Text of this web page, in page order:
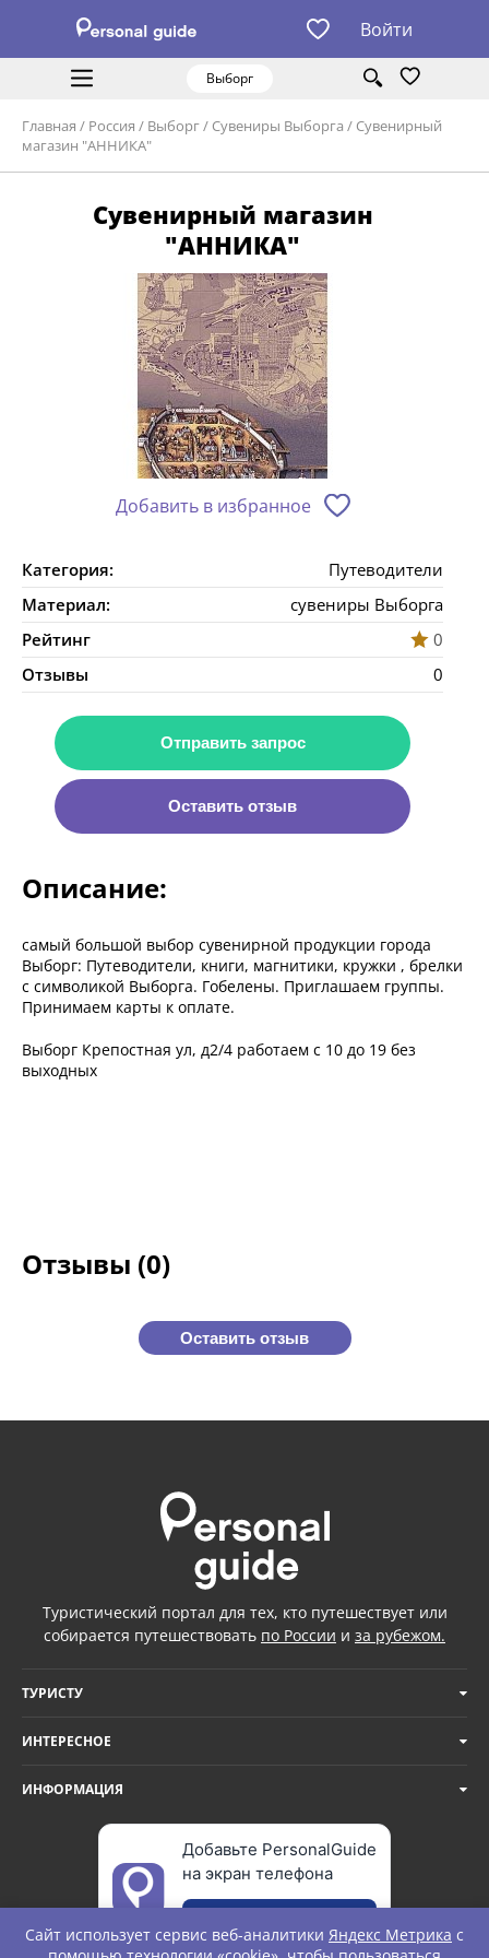
Войти
Выборг
Главная / Россия / Выборг/ Сувениры Выборга / Сувенирный
магазин "АННИКА"
Сувенирный магазин
"АННИКА"
Добавить в избранное
Категория:
Путеводители
Материал:
сувениры Выборга
Рейтинг
0
Отзывы
0
Отправить запрос
Оставить отзыв
Описание:
самый большой выбор сувенирной продукции города
Выборг: Путеводители, книги, магнитики, кружки , брелки
с символикой Выборга. Гобелены. Приглашаем группы.
Принимаем карты к оплате.
Выборг Крепостная ул, д2/4 работаем с 10 до 19 без
выходных
Отзывы (0)
Оставить отзыв
Туристический портал для тех, кто путешествует или
собирается путешествовать по России и за рубежом.
ТУРИСТУ
ИНТЕРЕСНОЕ
ИНФОРМАЦИЯ
Добавьте PersonalGuide
на экран телефона
Сайт использует сервис веб-аналитики Яндекс Метрика с